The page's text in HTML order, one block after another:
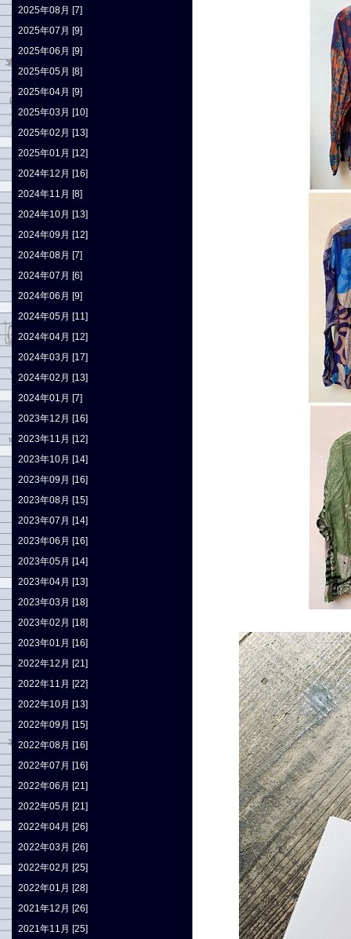
2025年08月 [7]
2025年07月 [9]
2025年06月 [9]
2025年05月 [8]
2025年04月 [9]
2025年03月 [10]
2025年02月 [13]
2025年01月 [12]
2024年12月 [16]
2024年11月 [8]
2024年10月 [13]
2024年09月 [12]
2024年08月 [7]
2024年07月 [6]
2024年06月 [9]
2024年05月 [11]
2024年04月 [12]
2024年03月 [17]
2024年02月 [13]
2024年01月 [7]
2023年12月 [16]
2023年11月 [12]
2023年10月 [14]
2023年09月 [16]
2023年08月 [15]
2023年07月 [14]
2023年06月 [16]
2023年05月 [14]
2023年04月 [13]
2023年03月 [18]
2023年02月 [18]
2023年01月 [16]
2022年12月 [21]
2022年11月 [22]
2022年10月 [13]
2022年09月 [15]
2022年08月 [16]
2022年07月 [16]
2022年06月 [21]
2022年05月 [21]
2022年04月 [26]
2022年03月 [26]
2022年02月 [25]
2022年01月 [28]
2021年12月 [26]
2021年11月 [25]